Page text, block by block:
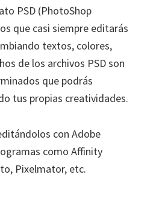
PSD (PhotoShop
que casi siempre editarás
textos, colores,
de los archivos PSD son
que podrás
tus propias creatividades.
con Adobe
como Affinity
Pixelmator, etc.